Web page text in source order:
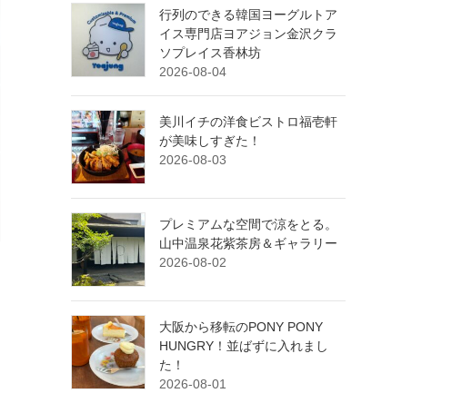
行列のできる韓国ヨーグルトア
イス専門店ヨアジョン金沢クラ
ソプレイス香林坊
2026-08-04
美川イチの洋食ビストロ福壱軒
が美味しすぎた！
2026-08-03
プレミアムな空間で涼をとる。
山中温泉花紫茶房＆ギャラリー
2026-08-02
大阪から移転のPONY PONY
HUNGRY！並ばずに入れまし
た！
2026-08-01